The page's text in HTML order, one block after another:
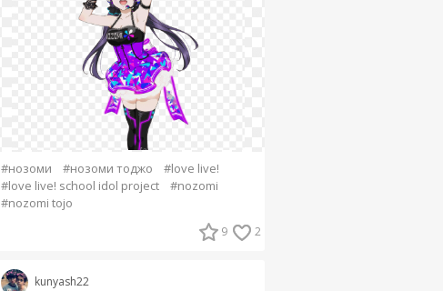
#нозоми #нозоми тоджо
#love live!
#love live! school idol project
#nozomi
#nozomi tojo
9 2
kunyash22